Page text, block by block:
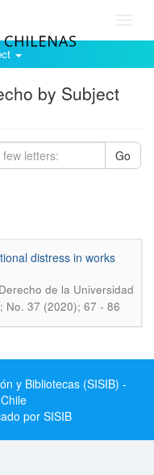
by Subject
Go
distress in works
de la Universidad
No. 37 (2020); 67 - 86
y Bibliotecas (SISIB) -
por SISIB